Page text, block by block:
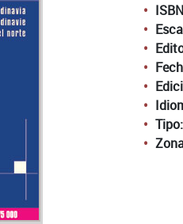
Tipo: